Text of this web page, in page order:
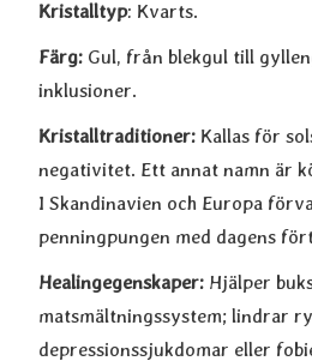
Kristalltyp: Kvarts.
Färg: Gul, från blekgul till
inklusioner.
Kristalltraditioner: Kallas för
negativitet. Ett annat namn är
I Skandinavien och Europa
penningpungen med dagens
Healingegenskaper: Hjälper
matsmältningssystem; lindrar
depressionssjukdomar eller